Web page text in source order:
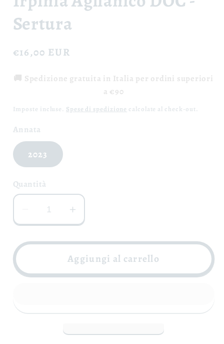
finestra
Sertura
Prezzo
listino
€16,00 EUR
🚚 Spedizione gratuita in Italia per ordini superiori
a €90
Imposte incluse. Spese di spedizione calcolate al check-out.
Annata
2023
Quantità
Diminuisci
quantità
per
Aglianico
Aumenta
quantità
per
Irpinia
Aggiungi al carrello